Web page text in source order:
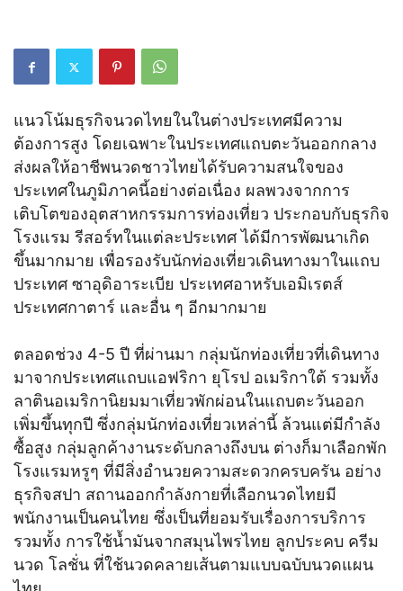
แนวโน้มธุรกิจนวดไทยในในต่างประเทศมีความ
ต้องการสูง โดยเฉพาะในประเทศแถบตะวันออกกลาง
ส่งผลให้อาชีพนวดชาวไทยได้รับความสนใจของ
ประเทศในภูมิภาคนี้อย่างต่อเนื่อง ผลพวงจากการ
เติบโตของอุตสาหกรรมการท่องเที่ยว ประกอบกับธุรกิจ
โรงแรม รีสอร์ทในแต่ละประเทศ ได้มีการพัฒนาเกิด
ขึ้นมากมาย เพื่อรองรับนักท่องเที่ยวเดินทางมาในแถบ
ประเทศ ซาอุดิอาระเบีย ประเทศอาหรับเอมิเรตส์
ประเทศกาตาร์ และอื่น ๆ อีกมากมาย
ตลอดช่วง 4-5 ปี ที่ผ่านมา กลุ่มนักท่องเที่ยวที่เดินทาง
มาจากประเทศแถบแอฟริกา ยุโรป อเมริกาใต้ รวมทั้ง
ลาตินอเมริกานิยมมาเที่ยวพักผ่อนในแถบตะวันออก
เพิ่มขึ้นทุกปี ซึ่งกลุ่มนักท่องเที่ยวเหล่านี้ ล้วนแต่มีกำลัง
ซื้อสูง กลุ่มลูกค้างานระดับกลางถึงบน ต่างก็มาเลือกพัก
โรงแรมหรูๆ ที่มีสิ่งอำนวยความสะดวกครบครัน อย่าง
ธุรกิจสปา สถานออกกำลังกายที่เลือกนวดไทยมี
พนักงานเป็นคนไทย ซึ่งเป็นที่ยอมรับเรื่องการบริการ
รวมทั้ง การใช้น้ำมันจากสมุนไพรไทย ลูกประคบ ครีม
นวด โลชั่น ที่ใช้นวดคลายเส้นตามแบบฉบับนวดแผน